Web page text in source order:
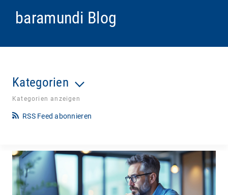
baramundi Blog
Kategorien
Kategorien anzeigen
RSS Feed abonnieren